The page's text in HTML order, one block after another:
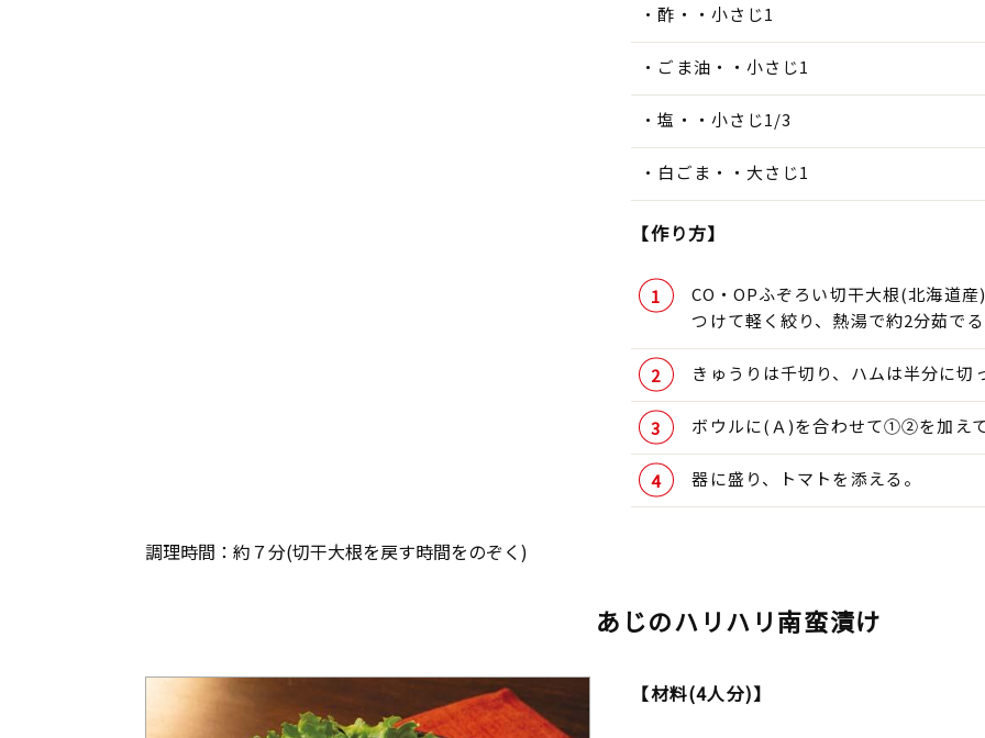
酢・・小さじ1
ごま油・・小さじ1
塩・・小さじ1/3
白ごま・・大さじ1
【作り方】
CO・OPふぞろい切干大根(北海道
つけて軽く絞り、熱湯で約2分茹で
きゅうりは千切り、ハムは半分に切
ボウルに(Ａ)を合わせて①②を加え
器に盛り、トマトを添える。
調理時間：約７分(切干大根を戻す時間をのぞく)
あじのハリハリ南蛮漬け
【材料(4人分)】